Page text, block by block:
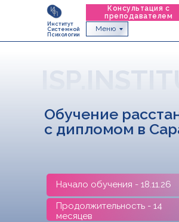
Институт
Системной
Психологии
Консультация с
преподавателем
Меню
Продолжительность - 14
месяцев
Начало обучения - 18.11.26
Обучение
с дипломом в